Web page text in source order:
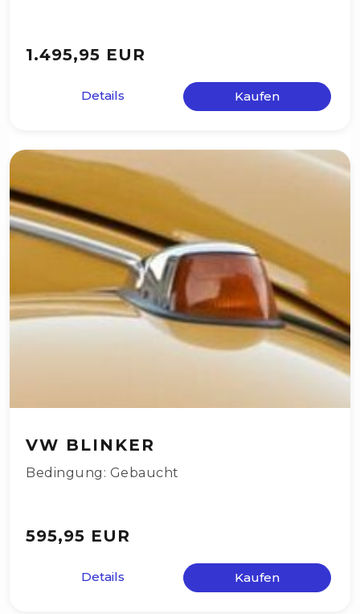
1.495,95 EUR
Details Kaufen
VW BLINKER
Bedingung: Gebaucht
595,95 EUR
Details Kaufen